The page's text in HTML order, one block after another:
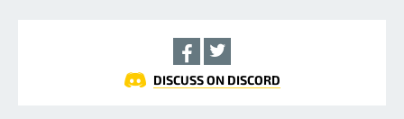
DISCUSS ON DISCORD